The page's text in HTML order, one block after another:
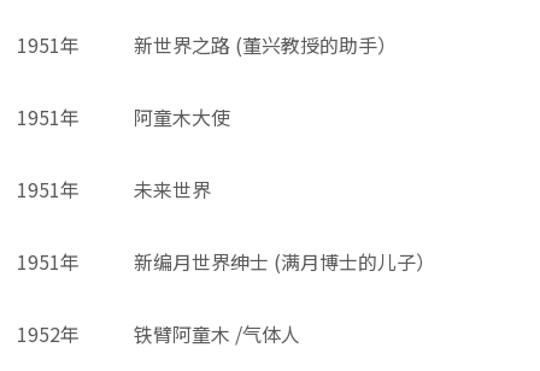
1951年 新世界之路 (董兴教授的助手）
1951年 阿童木大使
1951年 未来世界
1951年 新编月世界绅士 (满月博士的儿子）
1952年 铁臂阿童木 /气体人